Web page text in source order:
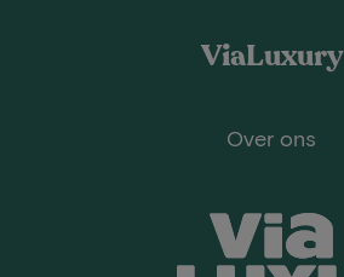
ViaLuxury
Over ons